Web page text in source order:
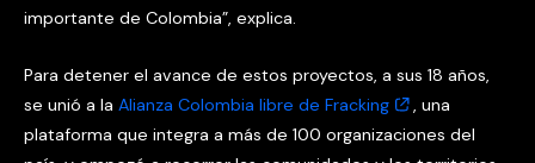
importante de Colombia”, explica.
Para detener el avance de estos proyectos, a sus 18 años,
se unió a la Alianza Colombia libre de Fracking
, una
plataforma que integra a más de 100 organizaciones del